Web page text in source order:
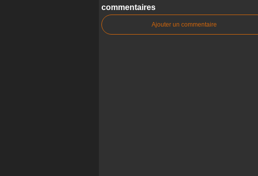
commentaires
Ajouter un commentaire